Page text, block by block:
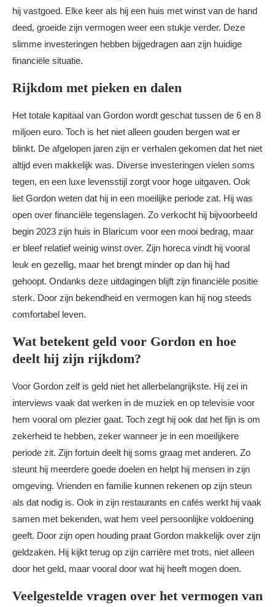
hij vastgoed. Elke keer als hij een huis met winst van de hand
deed, groeide zijn vermogen weer een stukje verder. Deze
slimme investeringen hebben bijgedragen aan zijn huidige
financiële situatie.
Rijkdom met pieken en dalen
Het totale kapitaal van Gordon wordt geschat tussen de 6 en 8
miljoen euro. Toch is het niet alleen gouden bergen wat er
blinkt. De afgelopen jaren zijn er verhalen gekomen dat het niet
altijd even makkelijk was. Diverse investeringen vielen soms
tegen, en een luxe levensstijl zorgt voor hoge uitgaven. Ook
liet Gordon weten dat hij in een moeilijke periode zat. Hij was
open over financiële tegenslagen. Zo verkocht hij bijvoorbeeld
begin 2023 zijn huis in Blaricum voor een mooi bedrag, maar
er bleef relatief weinig winst over. Zijn horeca vindt hij vooral
leuk en gezellig, maar het brengt minder op dan hij had
gehoopt. Ondanks deze uitdagingen blijft zijn financiële positie
sterk. Door zijn bekendheid en vermogen kan hij nog steeds
comfortabel leven.
Wat betekent geld voor Gordon en hoe
deelt hij zijn rijkdom?
Voor Gordon zelf is geld niet het allerbelangrijkste. Hij zei in
interviews vaak dat werken in de muziek en op televisie voor
hem vooral om plezier gaat. Toch zegt hij ook dat het fijn is om
zekerheid te hebben, zeker wanneer je in een moeilijkere
periode zit. Zijn fortuin deelt hij soms graag met anderen. Zo
steunt hij meerdere goede doelen en helpt hij mensen in zijn
omgeving. Vrienden en familie kunnen rekenen op zijn steun
als dat nodig is. Ook in zijn restaurants en cafés werkt hij vaak
samen met bekenden, wat hem veel persoonlijke voldoening
geeft. Door zijn open houding praat Gordon makkelijk over zijn
geldzaken. Hij kijkt terug op zijn carrière met trots, niet alleen
door het geld, maar vooral door wat hij heeft mogen doen.
Veelgestelde vragen over het vermogen van